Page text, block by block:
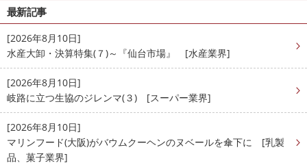
最新記事
[2026年8月10日]
水産大卸・決算特集(７)～『仙台市場』 [水産業界]
[2026年8月10日]
岐路に立つ生協のジレンマ(３) [スーパー業界]
[2026年8月10日]
マリンフード(大阪)がバウムクーヘンのヌベールを傘下に [乳製
品、菓子業界]